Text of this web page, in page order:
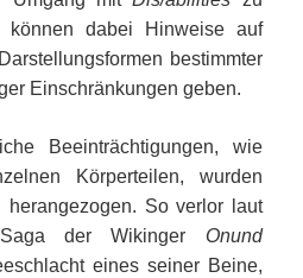
können dabei Hinweise auf
bestimmter
Einschränkungen geben.
Beeinträchtigungen, wie
Körperteilen, wurden
herangezogen. So verlor laut
der Wikinger Onund
eines seiner Beine,